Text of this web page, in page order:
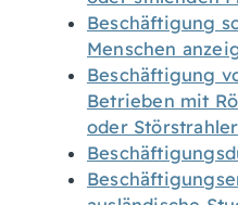
Beschäftigung
Menschen
Beschäftigung
Betrieben mit
oder